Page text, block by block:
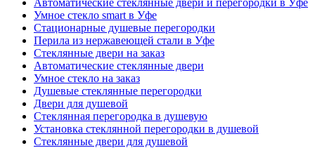
Умное стекло smart в Уфе
Стационарные душевые перегородки
Перила из нержавеющей стали в Уфе
Стеклянные двери на заказ
Автоматические стеклянные двери
Умное стекло на заказ
Душевые стеклянные перегородки
Двери для душевой
Стеклянная перегородка в душевую
Установка стеклянной перегородки в душевой
Стеклянные двери для душевой